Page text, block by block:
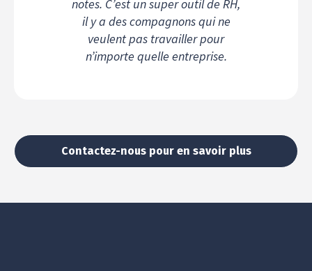
notes. C’est un super outil de RH,
il y a des compagnons qui ne
veulent pas travailler pour
n’importe quelle entreprise.
Contactez-nous pour en savoir plus